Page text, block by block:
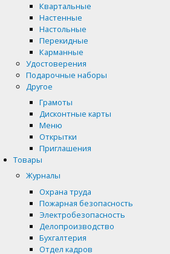
Квартальные
Настенные
Настольные
Перекидные
Карманные
Удостоверения
Подарочные наборы
Другое
Грамоты
Дисконтные карты
Меню
Открытки
Приглашения
Товары
Журналы
Охрана труда
Пожарная безопасность
Электробезопасность
Делопроизводство
Бухгалтерия
Отдел кадров